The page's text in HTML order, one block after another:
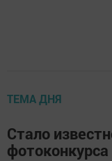
ТЕМА ДНЯ
Стало